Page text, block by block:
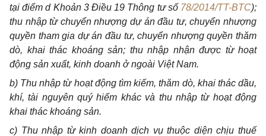
tại điểm d Khoản 3 Điều 19 Thông tư số 78/2014/TT-BTC);
thu nhập từ chuyển nhượng dự án đầu tư, chuyển nhượng
quyền tham gia dự án đầu tư, chuyển nhượng quyền thăm
dò, khai thác khoáng sản; thu nhập nhận được từ hoạt
động sản xuất, kinh doanh ở ngoài Việt Nam.
b) Thu nhập từ hoạt động tìm kiếm, thăm dò, khai thác dầu,
khí, tài nguyên quý hiếm khác và thu nhập từ hoạt động
khai thác khoáng sản.
c) Thu nhập từ kinh doanh dịch vụ thuộc diện chịu thuế